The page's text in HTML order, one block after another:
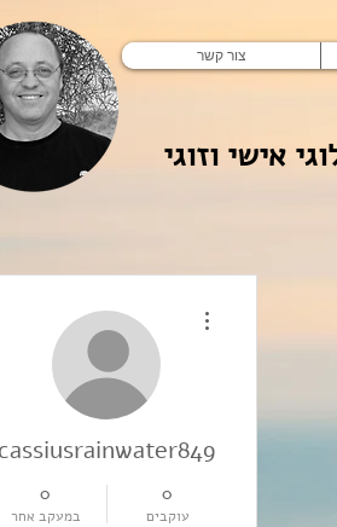
צור קשר
אישי וזוגי
cassiusrainwater849
0
עוקבים
0
במעקב אחר